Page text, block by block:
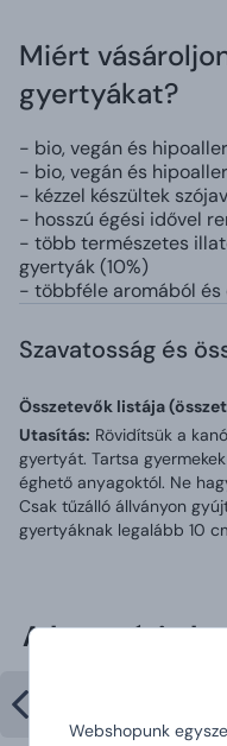
Webshopunk
Miért
gyertyákat?
- bio, vegán és
- bio, vegán és
- kézzel készültek
- hosszú égési idővel
- több természetes
gyertyák (10%)
- többféle aromából és
Szavatosság és
Összetevők listája
Utasítás: Rövidítsük a
gyertyát. Tartsa
éghető anyagoktól. Ne
Csak tűzálló állványon
gyertyáknak legalább 10
A kategória